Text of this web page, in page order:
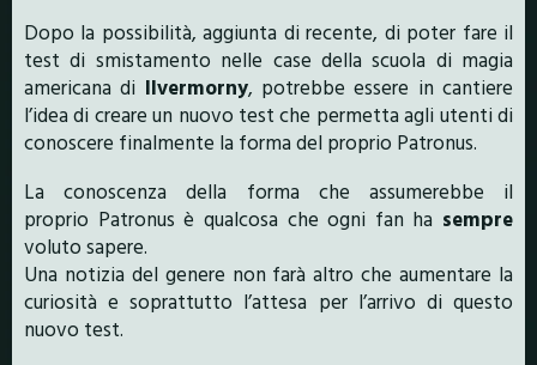
Dopo la possibilità, aggiunta di recente, di poter fare il
test di smistamento nelle case della scuola di magia
americana di Ilvermorny, potrebbe essere in cantiere
l’idea di creare un nuovo test che permetta agli utenti di
conoscere finalmente la forma del proprio Patronus.
La conoscenza della forma che assumerebbe il
proprio Patronus è qualcosa che ogni fan ha sempre
voluto sapere.
Una notizia del genere non farà altro che aumentare la
curiosità e soprattutto l’attesa per l’arrivo di questo
nuovo test.